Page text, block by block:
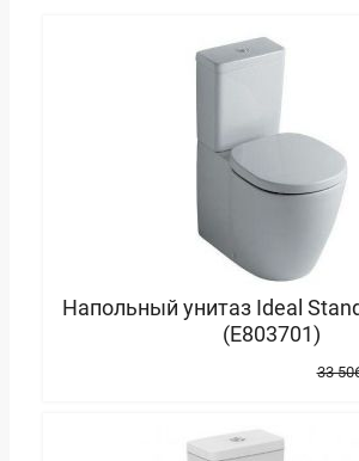
Напольный унитаз Ideal
(E803701)
33